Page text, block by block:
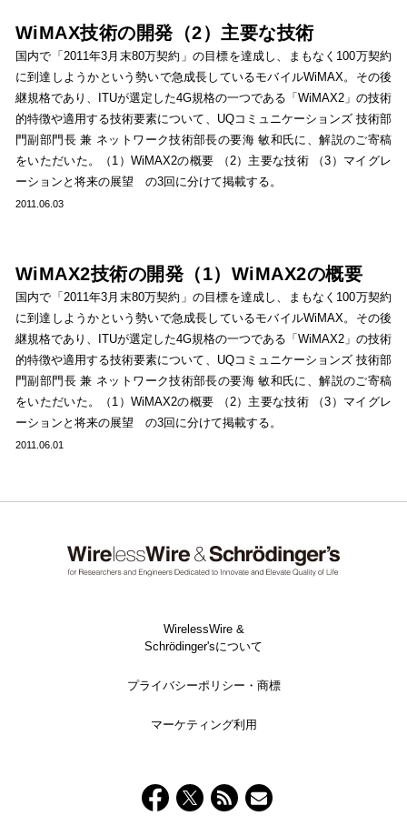
WiMAX技術の開発（2）主要な技術
国内で「2011年3月末80万契約」の目標を達成し、まもなく100万契約
に到達しようかという勢いで急成長しているモバイルWiMAX。その後
継規格であり、ITUが選定した4G規格の一つである「WiMAX2」の技術
的特徴や適用する技術要素について、UQコミュニケーションズ 技術部
門副部門長 兼 ネットワーク技術部長の要海 敏和氏に、解説のご寄稿
をいただいた。（1）WiMAX2の概要 （2）主要な技術 （3）マイグレ
ーションと将来の展望 の3回に分けて掲載する。
2011.06.03
WiMAX2技術の開発（1）WiMAX2の概要
国内で「2011年3月末80万契約」の目標を達成し、まもなく100万契約
に到達しようかという勢いで急成長しているモバイルWiMAX。その後
継規格であり、ITUが選定した4G規格の一つである「WiMAX2」の技術
的特徴や適用する技術要素について、UQコミュニケーションズ 技術部
門副部門長 兼 ネットワーク技術部長の要海 敏和氏に、解説のご寄稿
をいただいた。（1）WiMAX2の概要 （2）主要な技術 （3）マイグレ
ーションと将来の展望 の3回に分けて掲載する。
2011.06.01
WirelessWire &
Schrödinger'sについて
プライバシーポリシー・商標
マーケティング利用